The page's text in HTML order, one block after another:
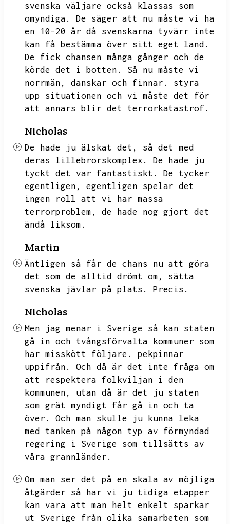
svenska väljare också klassas som
omyndiga.
De säger att nu måste vi ha
en 10-20 år då svenskarna tyvärr inte
kan få bestämma över sitt eget land.
De fick chansen många gånger och de
körde det i botten.
Så nu måste vi
norrmän,
danskar och finnar.
styra
upp situationen och vi måste det för
att annars blir det terrorkatastrof.
Nicholas
De hade ju älskat det,
så det med
deras lillebrorskomplex.
De hade ju
tyckt det var fantastiskt.
De tycker
egentligen,
egentligen spelar det
ingen roll att vi har massa
terrorproblem,
de hade nog gjort det
ändå liksom.
Martin
Äntligen så får de chans nu att göra
det som de alltid drömt om,
sätta
svenska jävlar på plats.
Precis.
Nicholas
Men jag menar i Sverige så kan staten
gå in och tvångsförvalta kommuner som
har misskött följare.
pekpinnar
uppifrån.
Och då är det inte fråga om
att respektera folkviljan i den
kommunen,
utan då är det ju staten
som grät myndigt får gå in och ta
över.
Och man skulle ju kunna leka
med tanken på någon typ av förmyndad
regering i Sverige som tillsätts av
våra grannländer.
Om man ser det på en skala av möjliga
åtgärder så har vi ju tidiga etapper
kan vara att man helt enkelt sparkar
ut Sverige från olika samarbeten som